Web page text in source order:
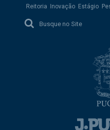
Reitoria
Inovação Estágio
Busque no Site